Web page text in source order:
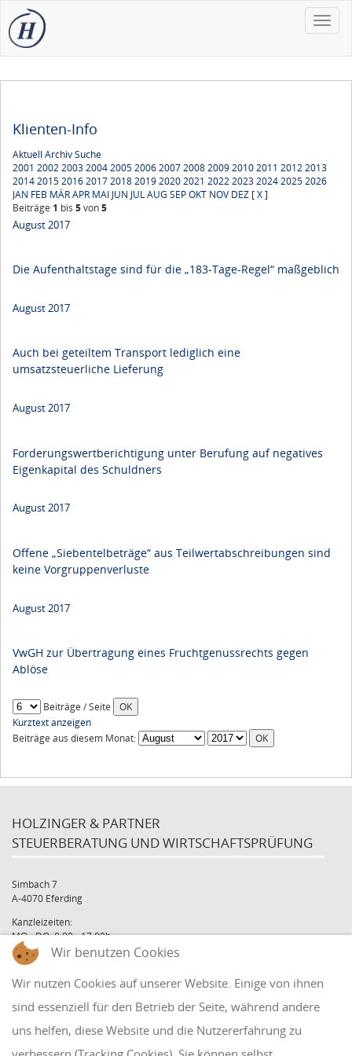
Toggle
Klienten-Info
Aktuell ArchivSuche
2001 2002200320042005200620072008200920102011 20122013
20142015201620172018201920202021 20222023202420252026
JAN FEB MÄRAPR MAI JUN JULAUG SEPOKT NOV DEZ [ X ]
Beiträge 1 bis 5von5
August 2017
Die Aufenthaltstage sind für die „183-Tage-Regel“ maßgeblich
August 2017
Auch bei geteiltem Transport lediglich eine
umsatzsteuerliche Lieferung
August 2017
Forderungswertberichtigung unter Berufung auf negatives
Eigenkapital des Schuldners
August 2017
Offene „Siebentelbeträge“ aus Teilwertabschreibungen sind
keine Vorgruppenverluste
August 2017
VwGH zur Übertragung eines Fruchtgenussrechts gegen
Ablöse
Beiträge / Seite
Kurztext anzeigen
Beiträge aus diesem Monat:
HOLZINGER & PARTNER
STEUERBERATUNG UND WIRTSCHAFTSPRÜFUNG
Simbach 7
A-4070 Eferding
Kanzleizeiten:
MO - DO: 8:00 - 17:00h
FR: 8:00 - 12:00h
Tel: +43 7272 39 79 - 0
Fax: +43 7272 39 79 - 9
QUICKLINKS
Wir benutzen Cookies
Wir nutzen Cookies auf unserer Website. Einige von ihnen
sind essenziell für den Betrieb der Seite, während andere
uns helfen, diese Website und die Nutzererfahrung zu